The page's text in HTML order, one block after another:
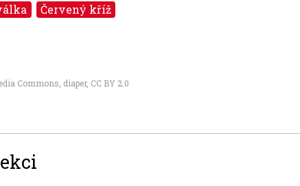
Červený kříž
Commons, diaper, CC BY 2.0